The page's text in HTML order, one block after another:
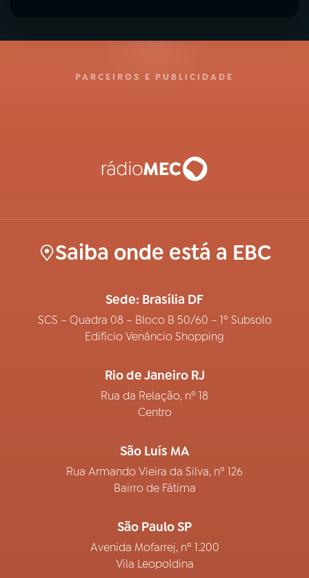
PARCEIROS E PUBLICIDADE
Saiba onde está a EBC
Sede: Brasília DF
SCS – Quadra 08 – Bloco B 50/60 – 1º Subsolo
Edifício Venâncio Shopping
Rio de Janeiro RJ
Rua da Relação, nº 18
Centro
São Luís MA
Rua Armando Vieira da Silva, nº 126
Bairro de Fátima
São Paulo SP
Avenida Mofarrej, nº 1.200
Vila Leopoldina